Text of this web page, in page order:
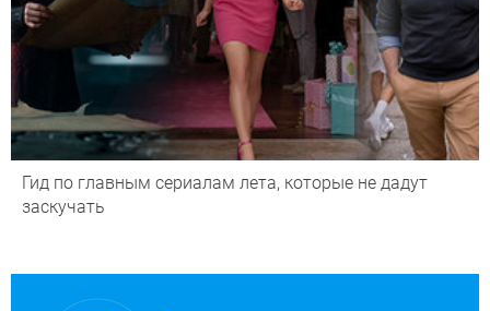
Гид по главным сериалам лета, которые не дадут
заскучать